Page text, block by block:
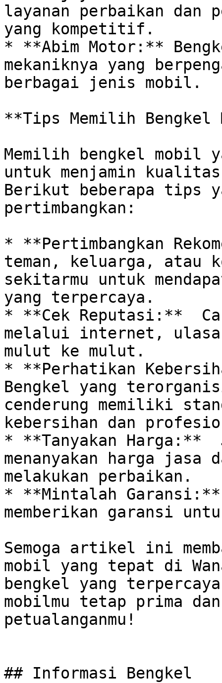
layanan perbaikan dan
yang kompetitif.
* **Abim Motor:**
mekaniknya yang
berbagai jenis mobil.
**Tips Memilih
Memilih bengkel mobil
untuk menjamin
Berikut beberapa tips
pertimbangkan:
* **Pertimbangkan
teman, keluarga, atau
sekitarmu untuk
yang terpercaya.
* **Cek Reputasi:**
melalui internet,
mulut ke mulut.
* **Perhatikan
Bengkel yang
cenderung memiliki
kebersihan dan
* **Tanyakan Harga:**
menanyakan harga jasa
melakukan perbaikan.
* **Mintalah
memberikan garansi
Semoga artikel ini
mobil yang tepat di
bengkel yang terpercaya
mobilmu tetap prima
petualanganmu!
## Informasi Bengkel